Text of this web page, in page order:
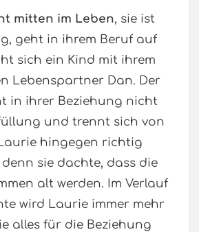
mitten im Leben, sie ist
geht in ihrem Beruf auf
sich ein Kind mit ihrem
Lebenspartner Dan. Der
in ihrer Beziehung nicht
und trennt sich von
hingegen richtig
sie dachte, dass die
alt werden. Im Verlauf
wird Laurie immer mehr
alles für die Beziehung